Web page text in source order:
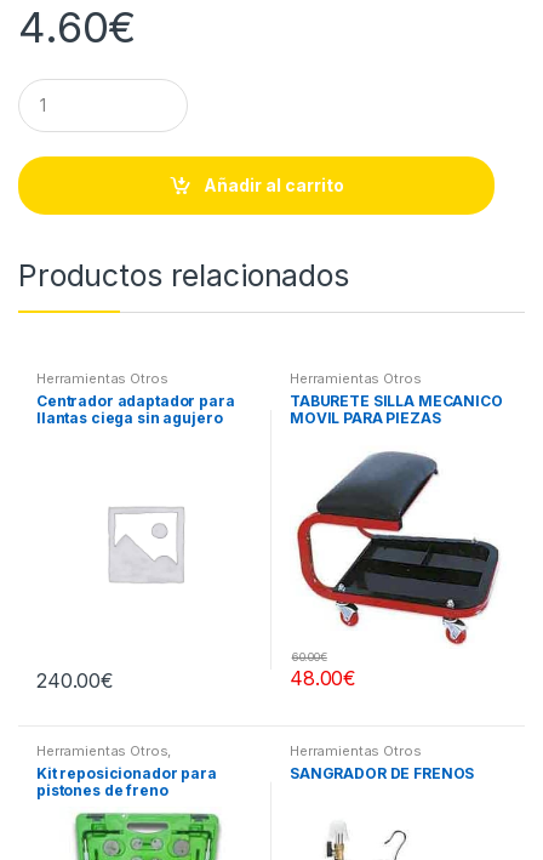
4.60€
Q
u
a
t
i
Añadir al carrito
Productos relacionados
Herramientas Otros
Centrador adaptador para
llantas ciega sin agujero
240.00€
Herramientas Otros
TABURETE SILLA MECANICO
MOVIL PARA PIEZAS
48.00€
60.00€
Herramientas Otros,
Herramientas Frenos y
Refrigeración
Kit reposicionador para
pistones de freno
Herramientas Otros
SANGRADOR DE FRENOS